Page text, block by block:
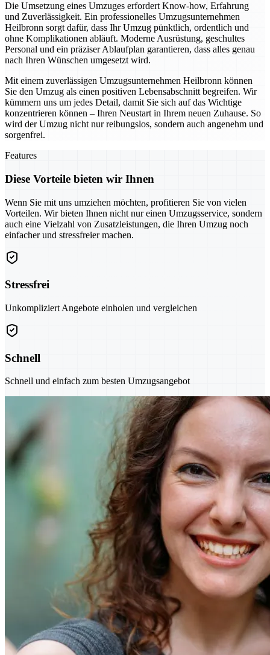
Die Umsetzung eines Umzuges erfordert Know-how, Erfahrung
und Zuverlässigkeit. Ein professionelles Umzugsunternehmen
Heilbronn sorgt dafür, dass Ihr Umzug pünktlich, ordentlich und
ohne Komplikationen abläuft. Moderne Ausrüstung, geschultes
Personal und ein präziser Ablaufplan garantieren, dass alles genau
nach Ihren Wünschen umgesetzt wird.
Mit einem zuverlässigen Umzugsunternehmen Heilbronn können
Sie den Umzug als einen positiven Lebensabschnitt begreifen. Wir
kümmern uns um jedes Detail, damit Sie sich auf das Wichtige
konzentrieren können – Ihren Neustart in Ihrem neuen Zuhause. So
wird der Umzug nicht nur reibungslos, sondern auch angenehm und
sorgenfrei.
Features
Diese Vorteile bieten wir Ihnen
Wenn Sie mit uns umziehen möchten, profitieren Sie von vielen
Vorteilen. Wir bieten Ihnen nicht nur einen Umzugsservice, sondern
auch eine Vielzahl von Zusatzleistungen, die Ihren Umzug noch
einfacher und stressfreier machen.
Stressfrei
Unkompliziert Angebote einholen und vergleichen
Schnell
Schnell und einfach zum besten Umzugsangebot